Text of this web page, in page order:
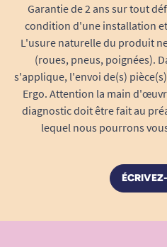
Garantie de 2 ans sur tout
condition d'une installation
L'usure naturelle du produit
(roues, pneus, poignées).
s'applique, l'envoi de(s)
Ergo. Attention la main
diagnostic doit être fait au
lequel nous pourrons